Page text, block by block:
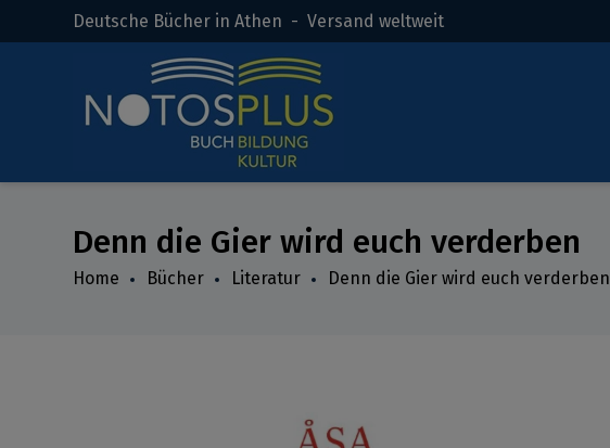
Deutsche Bücher in Athen - Versand weltweit
Denn die Gier wird euch verderben
Home Bücher Literatur Denn die Gier wird euch verderben